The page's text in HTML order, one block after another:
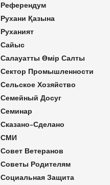
Референдум
Рухани Қазына
Руханият
Сайыс
Салауатты Өмір Салты
Сектор Промышленности
Сельское Хозяйство
Семейный Досуг
Семинар
Сказано-Сделано
СМИ
Совет Ветеранов
Советы Родителям
Социальная Защита